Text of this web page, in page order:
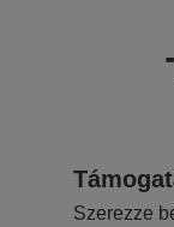
Szerezze